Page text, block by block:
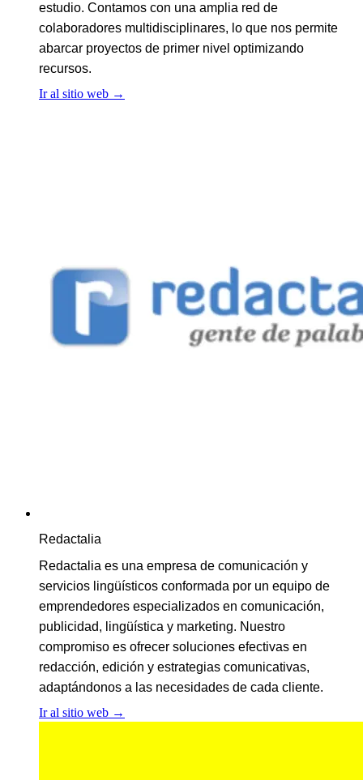
estudio. Contamos con una amplia red de
colaboradores multidisciplinares, lo que nos permite
abarcar proyectos de primer nivel optimizando
recursos.
Ir al sitio web →
Redactalia
Redactalia es una empresa de comunicación y
servicios lingüísticos conformada por un equipo de
emprendedores especializados en comunicación,
publicidad, lingüística y marketing. Nuestro
compromiso es ofrecer soluciones efectivas en
redacción, edición y estrategias comunicativas,
adaptándonos a las necesidades de cada cliente.
Ir al sitio web →